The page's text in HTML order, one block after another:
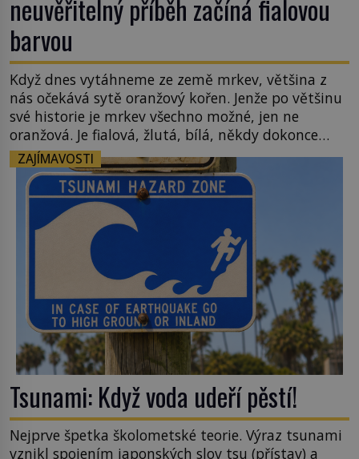
neuvěřitelný příběh začíná fialovou
barvou
Když dnes vytáhneme ze země mrkev, většina z
nás očekává sytě oranžový kořen. Jenže po většinu
své historie je mrkev všechno možné, jen ne
oranžová. Je fialová, žlutá, bílá, někdy dokonce
téměř černá. Až díky stovkám let pečlivého
šlechtění se z ní stává zelenina, bez které si českou
zahradu ani nedokážeme představit. Její příběh je
ZAJÍMAVOSTI
Tsunami: Když voda udeří pěstí!
Nejprve špetka školometské teorie. Výraz tsunami
vznikl spojením japonských slov tsu (přístav) a